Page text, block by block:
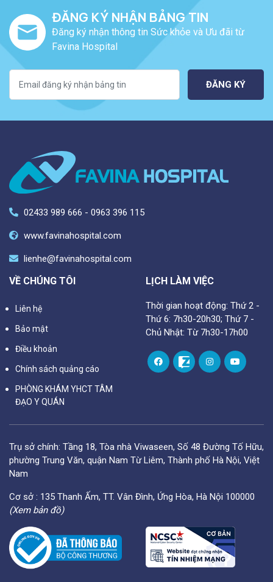
ĐĂNG KÝ NHẬN BẢNG TIN
Đăng ký nhận thông tin Sức khỏe và Ưu đãi từ
Favina Hospital
ĐĂNG KÝ
02433 989 666 - 0963 396 115
www.favinahospital.com
lienhe@favinahospital.com
VỀ CHÚNG TÔI
Liên hệ
Bảo mật
Điều khoản
Chính sách quảng cáo
PHÒNG KHÁM YHCT TÂM
ĐẠO Y QUÁN
LỊCH LÀM VIỆC
Thời gian hoạt động: Thứ 2 -
Thứ 6: 7h30-20h30; Thứ 7 -
Chủ Nhật: Từ 7h30-17h00
Trụ sở chính: Tầng 18, Tòa nhà Viwaseen, Số 48 Đường Tố Hữu,
phường Trung Văn, quận Nam Từ Liêm, Thành phố Hà Nội, Việt
Nam
Cơ sở : 135 Thanh Ấm, TT. Vân Đình, Ứng Hòa, Hà Nội 100000
(Xem bản đồ)